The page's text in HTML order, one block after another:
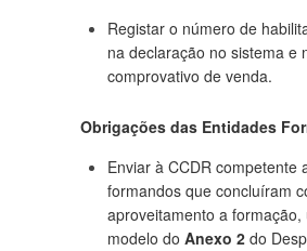
Registar o número de
na declaração no sistema e
comprovativo de venda.
Obrigações das Entidades
Enviar à CCDR competente
formandos que concluíram
aproveitamento a formação,
modelo do Anexo 2 do